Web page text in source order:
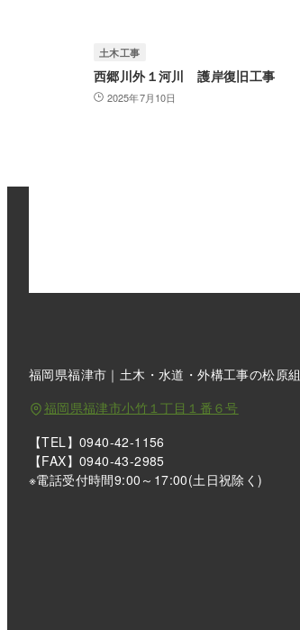
土木工事
西郷川外１河川 護岸復旧工事
2025年7月10日
福岡県福津市｜土木・水道・外構工事の松原組
福岡県福津市小竹１丁目１番６号
【TEL】0940-42-1156
【FAX】0940-43-2985
※電話受付時間9:00～17:00(土日祝除く)